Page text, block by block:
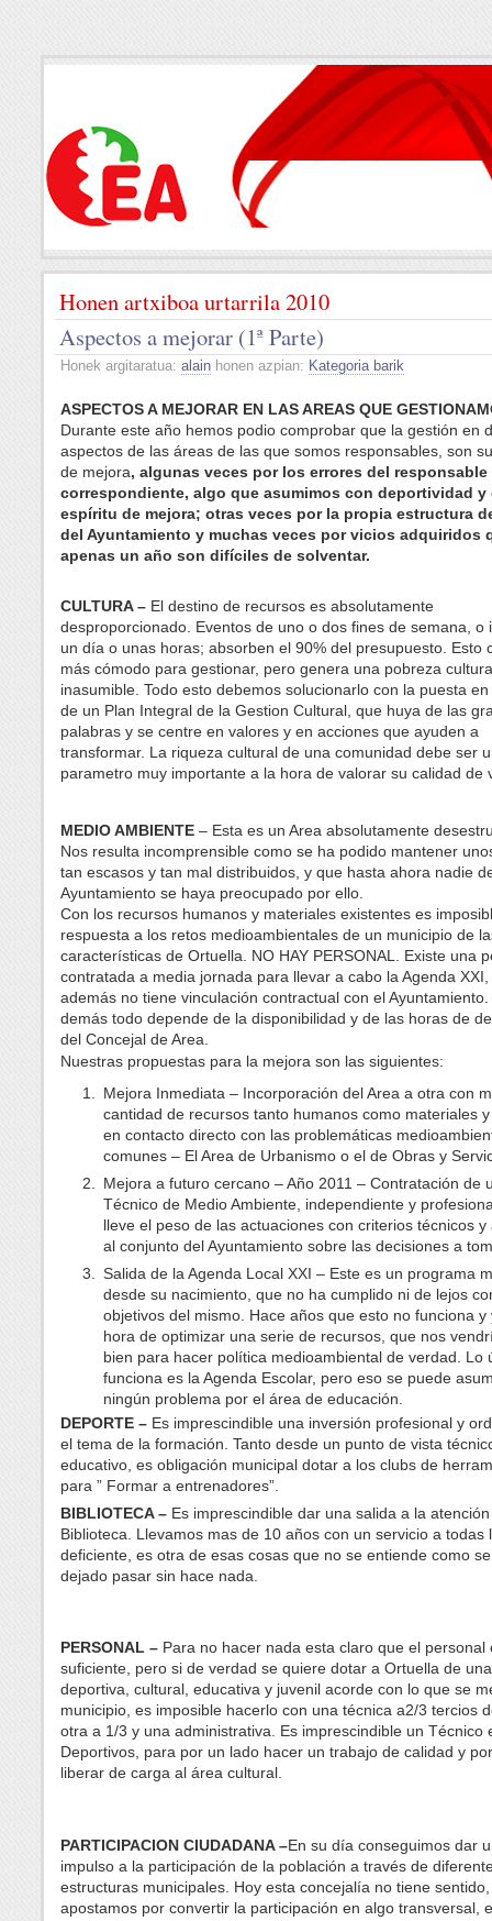
Honen artxiboa urtarrila 2010
Aspectos a mejorar (1ª Parte)
Honek argitaratua: alain honen azpian: Kategoria barik
ASPECTOS A MEJORAR EN LAS AREAS QUE
Durante este año hemos podio comprobar que la gestión en
aspectos de las áreas de las que somos responsables, son
de mejora, algunas veces por los errores del
correspondiente, algo que asumimos con deportividad y
espíritu de mejora; otras veces por la propia estructura
del Ayuntamiento y muchas veces por vicios adquiridos
apenas un año son difíciles de solventar.
CULTURA – El destino de recursos es absolutamente
desproporcionado. Eventos de uno o dos fines de semana, o
un día o unas horas; absorben el 90% del presupuesto. Esto
más cómodo para gestionar, pero genera una pobreza
inasumible. Todo esto debemos solucionarlo con la puesta
de un Plan Integral de la Gestion Cultural, que huya de las
palabras y se centre en valores y en acciones que ayuden a
transformar. La riqueza cultural de una comunidad debe ser
parametro muy importante a la hora de valorar su calidad de
MEDIO AMBIENTE – Esta es un Area absolutamente
Nos resulta incomprensible como se ha podido mantener
tan escasos y tan mal distribuidos, y que hasta ahora nadie
Ayuntamiento se haya preocupado por ello.
Con los recursos humanos y materiales existentes es
respuesta a los retos medioambientales de un municipio de
características de Ortuella. NO HAY PERSONAL. Existe una
contratada a media jornada para llevar a cabo la Agenda
además no tiene vinculación contractual con el
demás todo depende de la disponibilidad y de las horas de
del Concejal de Area.
Nuestras propuestas para la mejora son las siguientes:
Mejora Inmediata – Incorporación del Area a otra con
cantidad de recursos tanto humanos como materiales
en contacto directo con las problemáticas
comunes – El Area de Urbanismo o el de Obras y
Mejora a futuro cercano – Año 2011 – Contratación de
Técnico de Medio Ambiente, independiente y
lleve el peso de las actuaciones con criterios técnicos y
al conjunto del Ayuntamiento sobre las decisiones a
Salida de la Agenda Local XXI – Este es un programa
desde su nacimiento, que no ha cumplido ni de lejos
objetivos del mismo. Hace años que esto no funciona y
hora de optimizar una serie de recursos, que nos
bien para hacer política medioambiental de verdad. Lo
funciona es la Agenda Escolar, pero eso se puede
ningún problema por el área de educación.
DEPORTE – Es imprescindible una inversión profesional y
el tema de la formación. Tanto desde un punto de vista
educativo, es obligación municipal dotar a los clubs de
para ” Formar a entrenadores”.
BIBLIOTECA – Es imprescindible dar una salida a la
Biblioteca. Llevamos mas de 10 años con un servicio a todas
deficiente, es otra de esas cosas que no se entiende como
dejado pasar sin hace nada.
PERSONAL – Para no hacer nada esta claro que el personal
suficiente, pero si de verdad se quiere dotar a Ortuella de
deportiva, cultural, educativa y juvenil acorde con lo que se
municipio, es imposible hacerlo con una técnica a2/3 tercios
otra a 1/3 y una administrativa. Es imprescindible un Técnico
Deportivos, para por un lado hacer un trabajo de calidad y
liberar de carga al área cultural.
PARTICIPACION CIUDADANA –En su día conseguimos dar
impulso a la participación de la población a través de
estructuras municipales. Hoy esta concejalía no tiene
apostamos por convertir la participación en algo transversal,